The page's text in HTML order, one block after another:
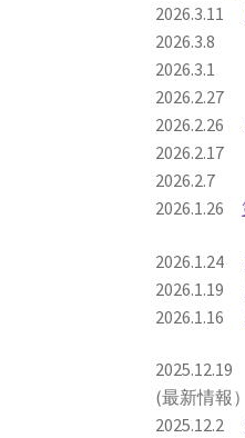
2026.3.11
2026.3.1
2026.2.27
2026.2.26
2026.2.7
2026.1.26
2026.1.24
2026.1.19
2026.1.16
(最新情報）
2025.12.2